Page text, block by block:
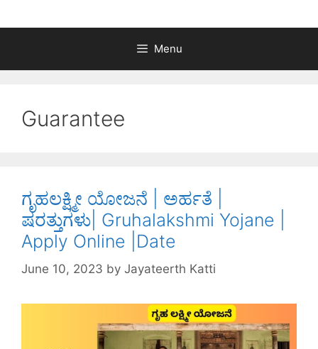
Menu
Guarantee
ಗೃಹಲಕ್ಷ್ಮೀ ಯೋಜನೆ | ಅರ್ಹತೆ |
ಷರತ್ತುಗಳು| Gruhalakshmi Yojane |
Apply Online |Date
June 10, 2023 by Jayateerth Katti